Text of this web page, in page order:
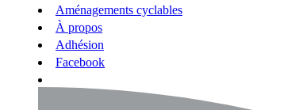
Aménagements cyclables
À propos
Adhésion
Facebook